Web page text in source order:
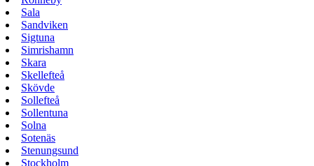
Sala
Sandviken
Sigtuna
Simrishamn
Skara
Skellefteå
Skövde
Sollefteå
Sollentuna
Solna
Sotenäs
Stenungsund
Stockholm